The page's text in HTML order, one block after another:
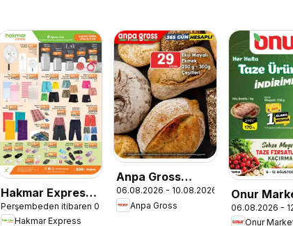
Hakmar Express
- Perşembe
Perşembeden itibaren 06.08.2026
Hakmar Express
Anpa Gross
İndirim
06.08.2026 - 10.08.2026
Anpa Gross
Onur
Taze
06.08.2026 -
Onur